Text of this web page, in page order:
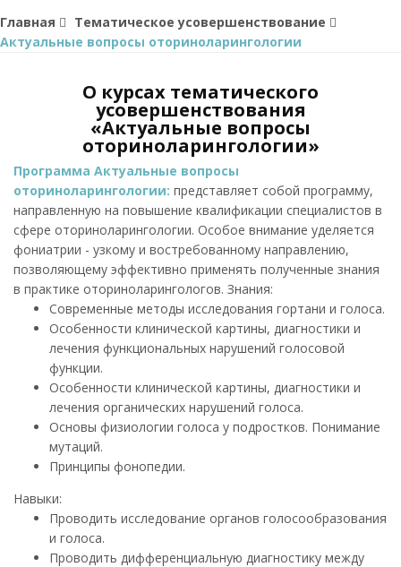
Главная
Тематическое усовершенствование
Актуальные вопросы оториноларингологии
О курсах тематического
усовершенствования
«Актуальные вопросы
оториноларингологии»
Программа Актуальные вопросы
оториноларингологии: представляет собой программу,
направленную на повышение квалификации специалистов в
сфере оториноларингологии. Особое внимание уделяется
фониатрии - узкому и востребованному направлению,
позволяющему эффективно применять полученные знания
в практике оториноларингологов. Знания:
Современные методы исследования гортани и голоса.
Особенности клинической картины, диагностики и
лечения функциональных нарушений голосовой
функции.
Особенности клинической картины, диагностики и
лечения органических нарушений голоса.
Основы физиологии голоса у подростков. Понимание
мутаций.
Принципы фонопедии.
Навыки:
Проводить исследование органов голосообразования
и голоса.
Проводить дифференциальную диагностику между